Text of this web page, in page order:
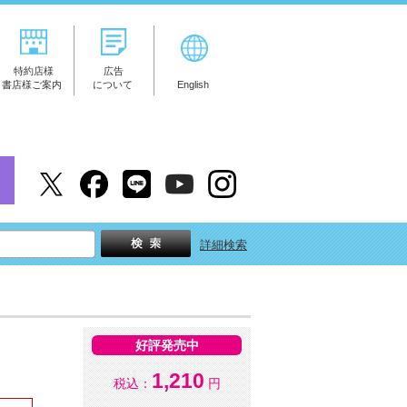
特約店様
書店様ご案内
広告
について
English
詳細検索
好評発売中
税込： 1,210 円